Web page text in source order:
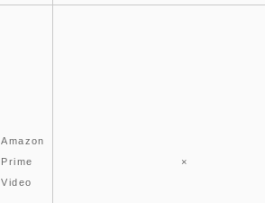
Amazon
Prime
Video
×